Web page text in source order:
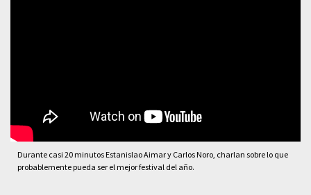
Durante casi 20 minutos Estanislao Aimar y Carlos Noro, charlan sobre lo que
probablemente pueda ser el mejor festival del año.